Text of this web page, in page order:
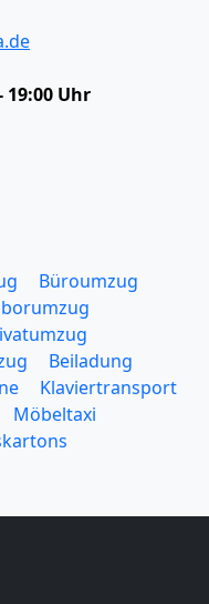
19:00 Uhr
Büroumzug
Beiladung
Klaviertransport
Möbeltaxi